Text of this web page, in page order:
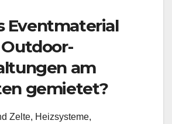
Eventmaterial
am
gemietet?
Zelte, Heizsysteme,